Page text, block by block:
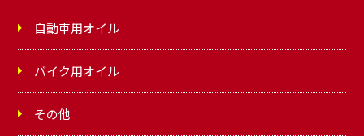
自動車用オイル
バイク用オイル
その他